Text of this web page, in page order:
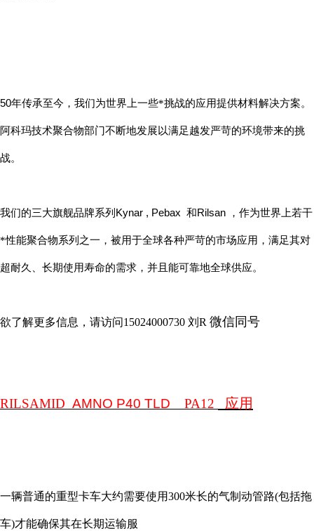
50年传承至今，我们为世界上一些*挑战的应用提供材料解决方案。
阿科玛技术聚合物部门不断地发展以满足越发严苛的环境带来的挑
战。
我们的三大旗舰品牌系列 Kynar , Pebax 和Rilsan ，作为世界上若干
*性能聚合物系列之一，被用于全球各种严苛的市场应用，满足其对
超耐久、长期使用寿命的需求，并且能可靠地全球供应。
欲了解更多信息，请访问15024000730 刘 R 微信同号
RILSAMID AMNO P40 TLD PA12 应用
一辆普通的重型卡车大约需要使用300米长的气制动管路(包括拖
车)才能确保其在长期运输服